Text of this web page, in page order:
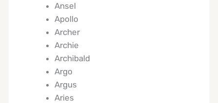
Ansel
Apollo
Archer
Archie
Archibald
Argo
Argus
Aries